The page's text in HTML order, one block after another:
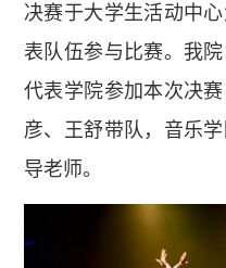
决赛于大学生活动中
表队伍参与比赛。我
代表学院参加本次决
彦、王舒带队，音乐
导老师。